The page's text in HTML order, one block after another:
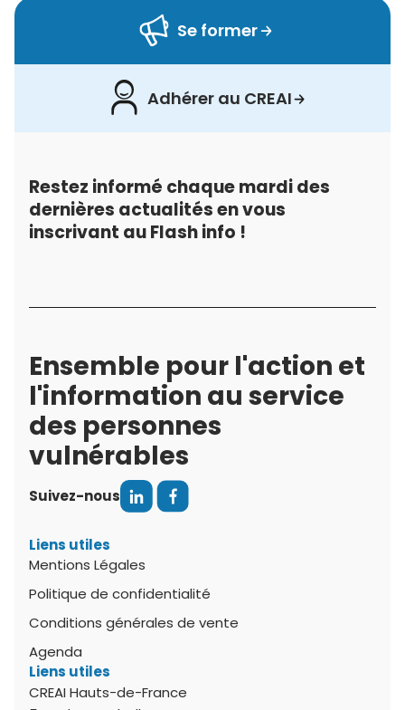
Se former
Adhérer au CREAI
Restez informé chaque mardi des
dernières actualités en vous
inscrivant au Flash info !
Ensemble pour l'action et
l'information au service
des personnes
vulnérables
Suivez-nous
Liens utiles
Mentions Légales
Politique de confidentialité
Conditions générales de vente
Agenda
Liens utiles
CREAI Hauts-de-France